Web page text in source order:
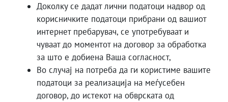
Доколку се дадат лични податоци надвор од
корисничките податоци прибрани од вашиот
интернет пребарувач, се употребуваат и
чуваат до моментот на договор за обработка
за што е добиена Ваша согласност,
Во случај на потреба да ги користиме вашите
податоци за реализација на меѓусебен
договор, до истекот на обврската од